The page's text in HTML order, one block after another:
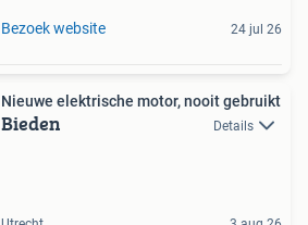
Bezoek website 24 jul 26
Nieuwe elektrische motor, nooit gebruikt
Bieden Details